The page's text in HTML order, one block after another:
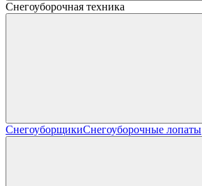
Снегоуборочная техника
СнегоуборщикиСнегоуборочные лопаты